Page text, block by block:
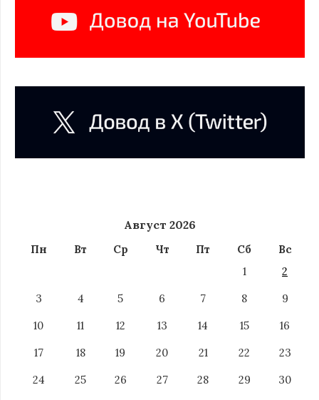
Август 2026
Пн Вт Ср Чт Пт Сб
Вс
1
2
3
4 5 6 7 8
9
10
11 12 13 14 15
16
17
18 19 20 21 22
23
24
25 26 27 28 29
30